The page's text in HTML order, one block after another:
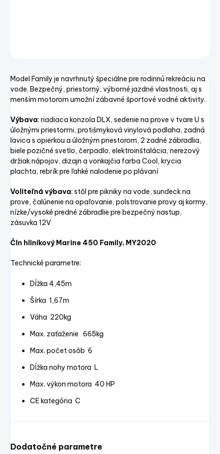
Model Family je navrhnutý špeciálne pre rodinnú rekreáciu na
vode. Bezpečný, priestorný, výborné jazdné vlastnosti, aj s
menším motorom umožní zábavné športové vodné aktivity.
Výbava: riadiaca konzola DLX, sedenie na prove v tvare U s
úložnými priestormi, protišmyková vinylová podlaha, zadná
lavica s opierkou a úložným priestorom, 2 zadné zábradlia,
biele pozičné svetlo, čerpadlo, elektroinštalácia, nerezový
držiak nápojov, dizajn a vonkajčia farba Cool, krycia
plachta, rebrík pre ľahké nalodenie po plávaní
Voliteľná výbava: stôl pre pikniky na vode, sundeck na
prove, čalúnenie na opaľovanie, polstrovanie provy aj kormy,
nízke/vysoké predné zábradlie pre bezpečný nastup,
zásuvka 12V
Čln hliníkový Marine 450 Family, MY2020
Technické parametre:
Dĺžka 4,45m
Šírka 1,67m
Váha 220kg
Max. zaťaženie 665kg
Max. počet osôb 6
Dĺžka nohy motora L
Max. výkon motora 40 HP
CE kategória C
Dodatočné parametre